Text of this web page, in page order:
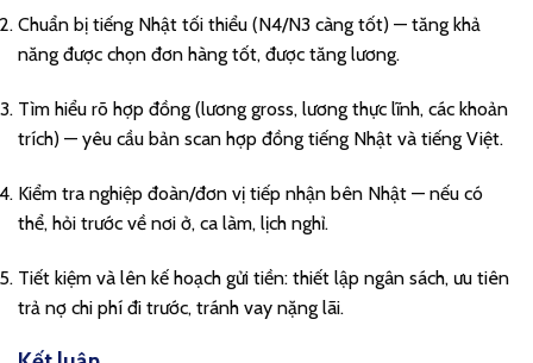
Chuẩn bị tiếng Nhật tối thiểu (N4/N3 càng tốt) — tăng khả
năng được chọn đơn hàng tốt, được tăng lương.
Tìm hiểu rõ hợp đồng (lương gross, lương thực lĩnh, các khoản
trích) — yêu cầu bản scan hợp đồng tiếng Nhật và tiếng Việt.
Kiểm tra nghiệp đoàn/đơn vị tiếp nhận bên Nhật — nếu có
thể, hỏi trước về nơi ở, ca làm, lịch nghỉ.
Tiết kiệm và lên kế hoạch gửi tiền: thiết lập ngân sách, ưu tiên
trả nợ chi phí đi trước, tránh vay nặng lãi.